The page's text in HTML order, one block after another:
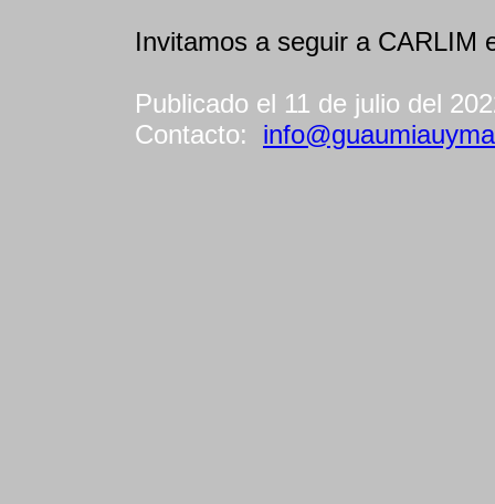
Invitamos a seguir a
Publicado el 11 de julio del
Contacto: